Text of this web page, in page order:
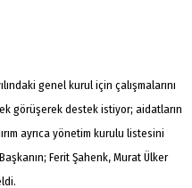
genel kurul için çalışmalarını
görüşerek destek istiyor; aidatların
ayrıca yönetim kurulu listesini
Ferit Şahenk, Murat Ülker